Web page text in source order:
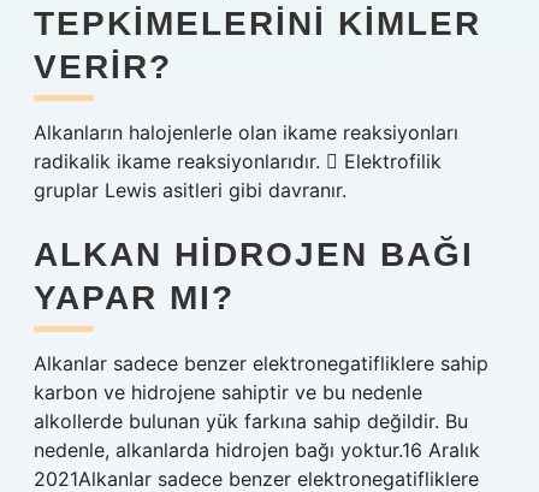
TEPKIMELERINI KIMLER
VERIR?
Alkanların halojenlerle olan ikame reaksiyonları
radikalik ikame reaksiyonlarıdır.  Elektrofilik
gruplar Lewis asitleri gibi davranır.
ALKAN HIDROJEN BAĞI
YAPAR MI?
Alkanlar sadece benzer elektronegatifliklere sahip
karbon ve hidrojene sahiptir ve bu nedenle
alkollerde bulunan yük farkına sahip değildir. Bu
nedenle, alkanlarda hidrojen bağı yoktur.16 Aralık
2021Alkanlar sadece benzer elektronegatifliklere